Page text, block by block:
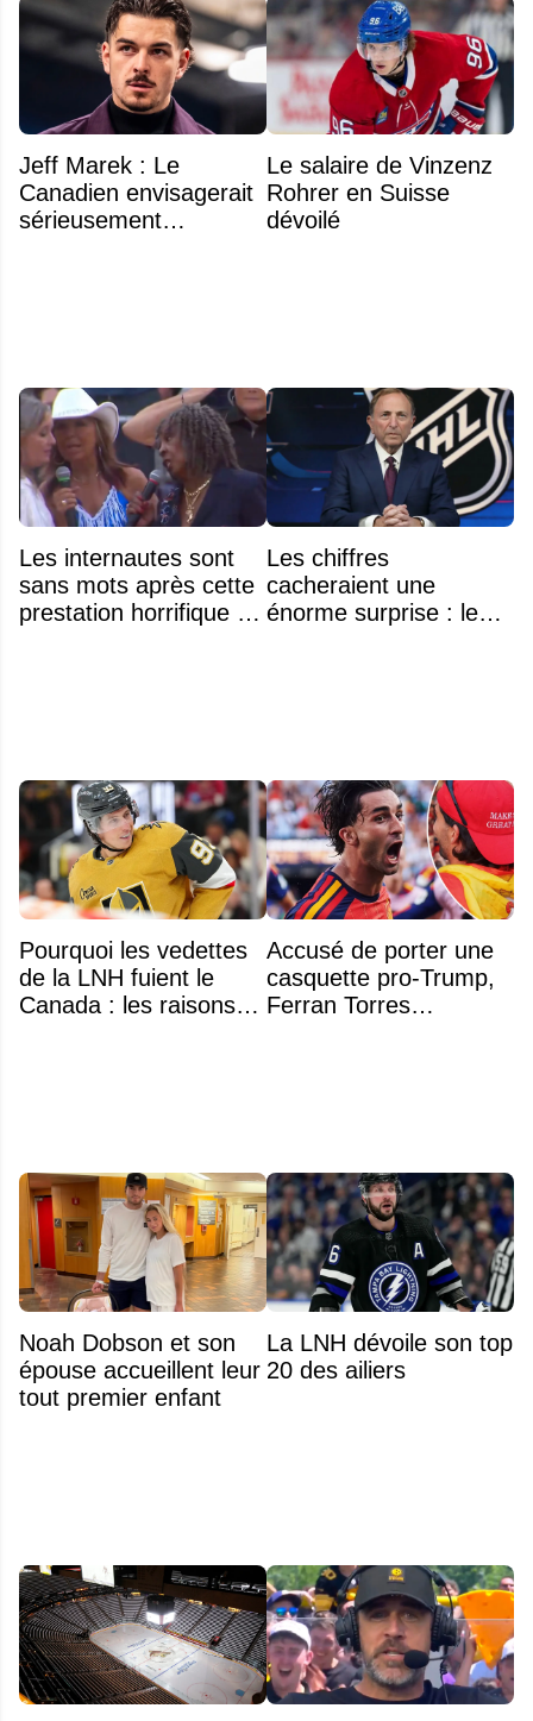
Jeff Marek : Le
Canadien envisagerait
sérieusement
Le salaire de Vinzenz
Rohrer en Suisse
dévoilé
Les internautes sont
sans mots après cette
prestation horrifique de
Les chiffres
cacheraient une
énorme surprise : le
Pourquoi les vedettes
de la LNH fuient le
Canada : les raisons
Accusé de porter une
casquette pro-Trump,
Ferran Torres
Noah Dobson et son
épouse accueillent leur
tout premier enfant
La LNH dévoile son top
20 des ailiers